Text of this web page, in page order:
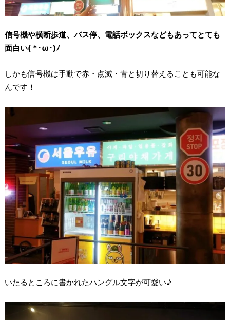
信号機や横断歩道、バス停、電話ボックスなどもあってとても
面白い( *･ω･)ﾉ
しかも信号機は手動で赤・点滅・青と切り替えることも可能な
んです！
いたるところに書かれたハングル文字が可愛い♪